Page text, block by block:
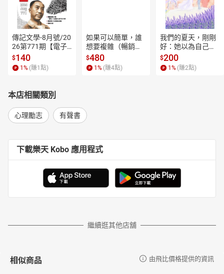
傳記文學-8月號/20
26第771期【電子
書】
$140
1% (賺1點)
如果可以簡單，誰
想要複雜（暢銷經
典新編版）【電子
書】
$480
1% (賺4點)
我們的夏天，剛剛
好：她以為自己只
是逃離一段失敗的
愛，卻在薰衣草盛
開的山裡，重新學
$200
1% (賺2點)
本店相關類別
心理勵志 有聲書
下載樂天 Kobo 應用程式
繼續逛其他店舖
相似商品 由飛比價格提供的資訊